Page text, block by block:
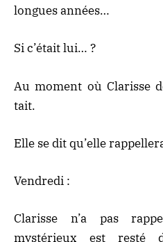
longues années…
Si c’était lui… ?
Au moment où Clarisse
tait.
Elle se dit qu’elle
Vendredi :
Clarisse n’a pas
mystérieux est resté